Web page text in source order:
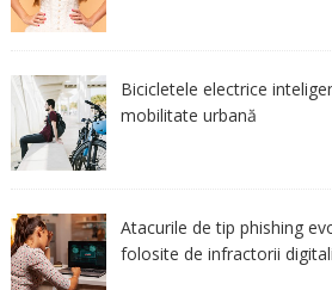
Bicicletele electrice
mobilitate urbană
Atacurile de tip phishing
folosite de infractorii digitali